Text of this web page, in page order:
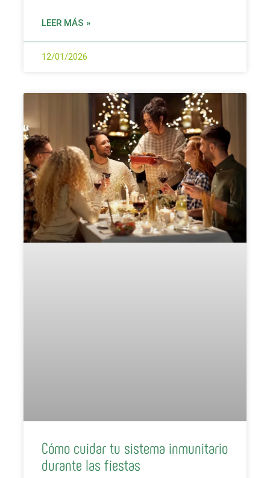
LEER MÁS »
12/01/2026
Cómo cuidar tu sistema inmunitario
durante las fiestas